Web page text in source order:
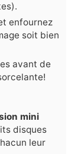
enfournez
soit bien
avant de
mini
disques
leur